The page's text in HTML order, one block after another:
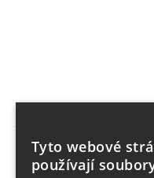
Tyto webové
používají